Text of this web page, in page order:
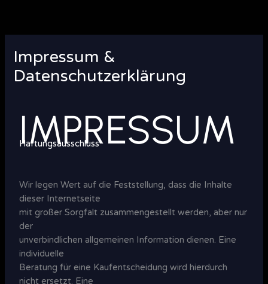
springen
Impressum &
Datenschutzerklärung
IMPRESSUM
Haftungsausschluss
Wir legen Wert auf die Feststellung, dass die Inhalte
dieser Internetseite
mit großer Sorgfalt zusammengestellt werden, aber nur
der
unverbindlichen allgemeinen Information dienen. Eine
individuelle
Beratung für eine Kaufentscheidung wird hierdurch
nicht ersetzt. Eine